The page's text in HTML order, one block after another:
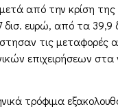
από την κρίση της
ευρώ, από τα 39,9
τις μεταφορές
επιχειρήσεων
τρόφιμα